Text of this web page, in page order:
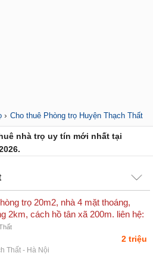
› Cho thuê Phòng trọ Huyện Thạch Thất
nhà trọ uy tín mới nhất tại
trọ 20m2, nhà 4 mặt thoáng,
2km, cách hồ tân xã 200m. liên hệ:
- thạch thất - hà nội
2 triệu
Thất - Hà Nội